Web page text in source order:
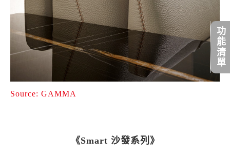
Source: GAMMA
《Smart 沙發系列》
功能清單